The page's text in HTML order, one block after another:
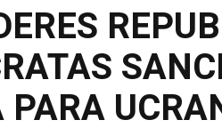
PARA